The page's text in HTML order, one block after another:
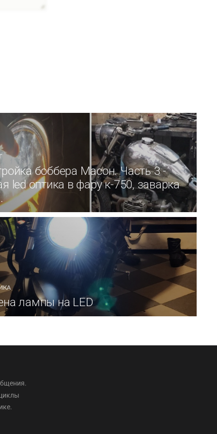
боббера Масон. Часть 3 -
led оптика в фару к-750, заварка
лампы на LED